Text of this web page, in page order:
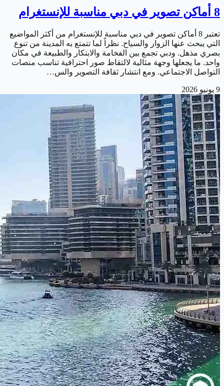
8 أماكن تصوير في دبي مناسبة للإنستغرام
تعتبر 8 أماكن تصوير في دبي مناسبة للإنستغرام من أكثر المواضيع
التي يبحث عنها الزوار والسياح. نظراً لما تتمتع به المدينة من تنوع
بصري مذهل. ودبي تجمع بين الفخامة والابتكار والطبيعة في مكان
واحد. ما يجعلها وجهة مثالية لالتقاط صور احترافية تناسب منصات
التواصل الاجتماعي. ومع انتشار ثقافة التصوير والس…
9 يونيو 2026